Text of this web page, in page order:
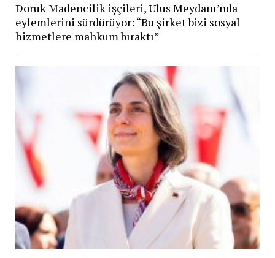
Doruk Madencilik işçileri, Ulus Meydanı’nda
eylemlerini sürdürüyor: “Bu şirket bizi sosyal
hizmetlere mahkum bıraktı”